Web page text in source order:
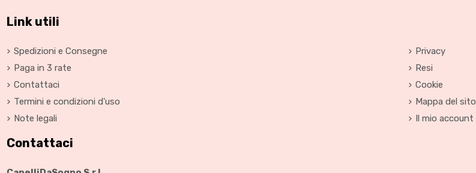
Link utili
Spedizioni e Consegne
Paga in 3 rate
Contattaci
Termini e condizioni d'uso
Note legali
Privacy
Resi
Cookie
Mappa del sito
Il mio account
Contattaci